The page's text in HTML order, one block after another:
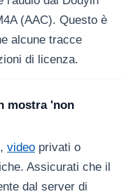
(AAC). Questo è
alcune tracce
di licenza.
mostra 'non
video privati o
Assicurati che il
dal server di